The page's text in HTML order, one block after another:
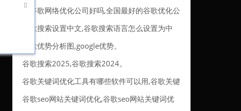
做谷歌网络优化公司好吗,全国最好的谷歌优化公
司。
谷歌搜索设置中文,谷歌搜索语言怎么设置为中
文。
谷歌优势分析图,google优势。
谷歌搜索2025,谷歌搜索2024。
谷歌关键词优化工具有哪些软件可以用,谷歌关键
词优化工具有哪些软件可以用的。
谷歌seo网站关键词优化,谷歌seo网站关键词优
